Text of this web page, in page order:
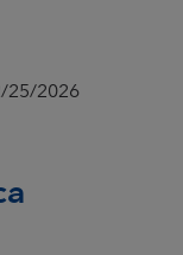
25/2026